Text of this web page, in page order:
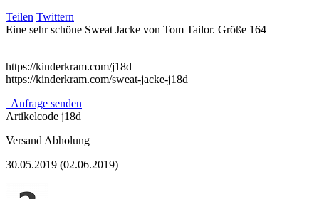
Teilen Twittern
Eine sehr schöne Sweat Jacke von Tom Tailor. Größe 164
https://kinderkram.com/j18d
https://kinderkram.com/sweat-jacke-j18d
Anfrage senden
Artikelcode j18d
Versand Abholung
30.05.2019 (02.06.2019)